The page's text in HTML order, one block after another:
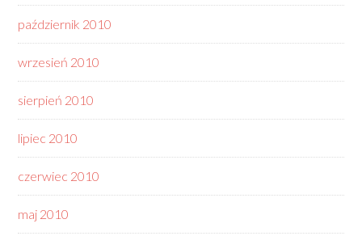
październik 2010
wrzesień 2010
sierpień 2010
lipiec 2010
czerwiec 2010
maj 2010